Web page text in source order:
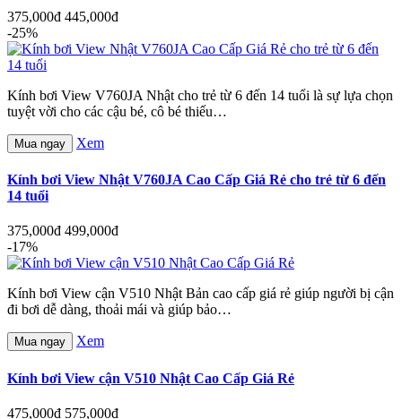
375,000đ 445,000đ
-25%
Kính bơi View V760JA Nhật cho trẻ từ 6 đến 14 tuổi là sự lựa chọn
tuyệt vời cho các cậu bé, cô bé thiếu…
Mua ngay Xem
Kính bơi View Nhật V760JA Cao Cấp Giá Rẻ cho trẻ từ 6 đến
14 tuổi
375,000đ 499,000đ
-17%
Kính bơi View cận V510 Nhật Bản cao cấp giá rẻ giúp người bị cận
đi bơi dễ dàng, thoải mái và giúp bảo…
Mua ngay Xem
Kính bơi View cận V510 Nhật Cao Cấp Giá Rẻ
475,000đ 575,000đ